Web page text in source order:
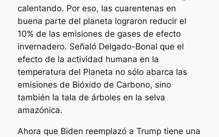
calentando. Por eso, las cuarentenas en
buena parte del planeta lograron reducir el
10% de las emisiones de gases de efecto
invernadero. Señaló Delgado-Bonal que el
efecto de la actividad humana en la
temperatura del Planeta no sólo abarca las
emisiones de Bióxido de Carbono, sino
también la tala de árboles en la selva
amazónica.
Ahora que Biden reemplazó a Trump tiene una